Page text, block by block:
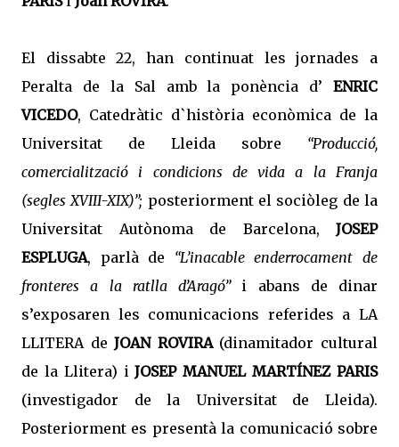
El dissabte 22, han continuat les jornades a
Peralta de la Sal amb la ponència d’ ENRIC
VICEDO, Catedràtic d`història econòmica de la
Universitat de Lleida sobre “Producció,
comercialització i condicions de vida a la Franja
(segles XVIII-XIX)”; posteriorment el sociòleg de la
Universitat Autònoma de Barcelona, JOSEP
ESPLUGA, parlà de “L’inacable enderrocament de
fronteres a la ratlla d’Aragó”i abans de dinar
s’exposaren les comunicacions referides a LA
LLITERA deJOAN ROVIRA(dinamitador cultural
de la Llitera) iJOSEP MANUEL MARTÍNEZ PARIS
(investigador de la Universitat de Lleida).
Posteriorment es presentà la comunicació sobre